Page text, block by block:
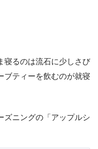
寝るのは流石に少しさび
ブティーを飲むのが就寝
ズニングの「アップルシ